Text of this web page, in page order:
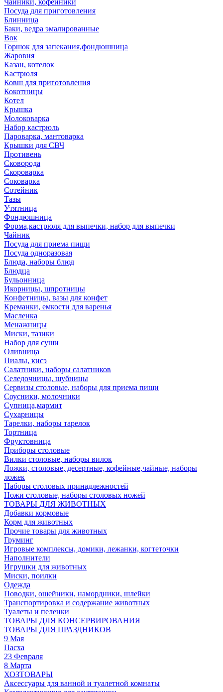
Чайники, кофейники
Посуда для приготовления
Блинница
Баки, ведра эмалированные
Вок
Горшок для запекания,фондюшница
Жаровня
Казан, котелок
Кастрюля
Ковш для приготовления
Кокотницы
Котел
Крышка
Молоковарка
Набор кастрюль
Пароварка, мантоварка
Крышки для СВЧ
Противень
Сковорода
Скороварка
Соковарка
Сотейник
Тазы
Утятница
Фондюшница
Форма,кастрюля для выпечки, набор для выпечки
Чайник
Посуда для приема пищи
Посуда одноразовая
Блюда, наборы блюд
Блюдца
Бульонница
Икорницы, шпротницы
Конфетницы, вазы для конфет
Креманки, емкости для варенья
Масленка
Менажницы
Миски, тазики
Набор для суши
Оливница
Пиалы, кисэ
Салатники, наборы салатников
Селедочницы, шубницы
Сервизы столовые, наборы для приема пищи
Соусники, молочники
Супница,мармит
Сухарницы
Тарелки, наборы тарелок
Тортница
Фруктовница
Приборы столовые
Вилки столовые, наборы вилок
Ложки, столовые, десертные, кофейные,чайные, наборы
ложек
Наборы столовых принадлежностей
Ножи столовые, наборы столовых ножей
ТОВАРЫ ДЛЯ ЖИВОТНЫХ
Добавки кормовые
Корм для животных
Прочие товары для животных
Груминг
Игровые комплексы, домики, лежанки, когтеточки
Наполнители
Игрушки для животных
Миски, поилки
Одежда
Поводки, ошейники, намордники, шлейки
Транспортировка и содержание животных
Туалеты и пеленки
ТОВАРЫ ДЛЯ КОНСЕРВИРОВАНИЯ
ТОВАРЫ ДЛЯ ПРАЗДНИКОВ
9 Мая
Пасха
23 Февраля
8 Марта
ХОЗТОВАРЫ
Аксессуары для ванной и туалетной комнаты